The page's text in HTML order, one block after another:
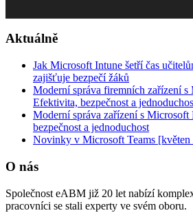
Aktuálně
Jak Microsoft Intune šetří čas
zajišťuje bezpečí žáků
Moderní správa firemních zařízení s
Efektivita, bezpečnost a
Moderní správa zařízení s
bezpečnost a jednoduchost
Novinky v Microsoft Teams [květen
O nás
Společnost eABM již 20 let nabízí
pracovníci se stali experty ve svém oboru.